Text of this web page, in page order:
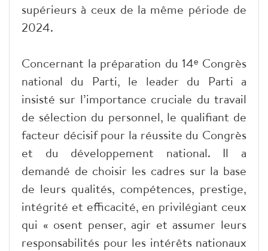
supérieurs à ceux de la même période de
2024.
Concernant la préparation du 14ᵉ Congrès
national du Parti, le leader du Parti a
insisté sur l’importance cruciale du travail
de sélection du personnel, le qualifiant de
facteur décisif pour la réussite du Congrès
et du développement national. Il a
demandé de choisir les cadres sur la base
de leurs qualités, compétences, prestige,
intégrité et efficacité, en privilégiant ceux
qui « osent penser, agir et assumer leurs
responsabilités pour les intérêts nationaux